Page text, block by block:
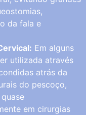
da fala e
Em alguns
utilizada através
atrás da
do pescoço,
em cirurgias